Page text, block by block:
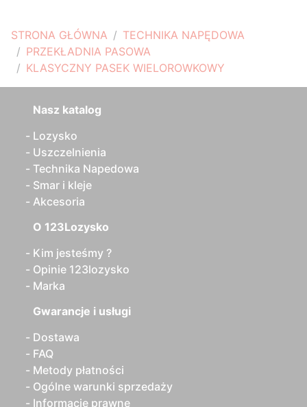
STRONA GŁÓWNA
TECHNIKA NAPĘDOWA
PRZEKŁADNIA PASOWA
KLASYCZNY PASEK WIELOROWKOWY
Nasz katalog
Lozysko
Uszczelnienia
Technika Napedowa
Smar i kleje
Akcesoria
O 123Lozysko
Kim jesteśmy ?
Opinie 123lozysko
Marka
Gwarancje i usługi
Dostawa
FAQ
Metody płatności
Ogólne warunki sprzedaży
Informacje prawne